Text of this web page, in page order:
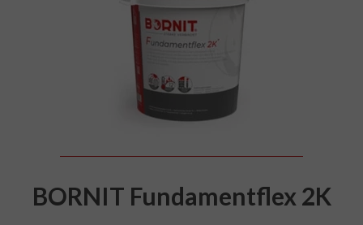
BORNIT Fundamentflex 2K